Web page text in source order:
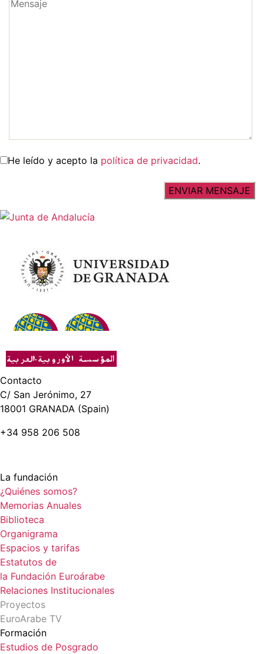
He leído y acepto la política de privacidad.
Contacto
C/ San Jerónimo, 27
18001 GRANADA (Spain)
+34 958 206 508
La fundación
¿Quiénes somos?
Memorias Anuales
Biblioteca
Organigrama
Espacios y tarifas
Estatutos de
la Fundación Euroárabe
Relaciones Institucionales
Proyectos
EuroArabe TV
Formación
Estudios de Posgrado